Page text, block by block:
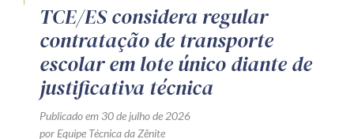
TCE/ES considera regular
contratação de transporte
escolar em lote único diante de
justificativa técnica
Publicado em 30 de julho de 2026
por Equipe Técnica da Zênite